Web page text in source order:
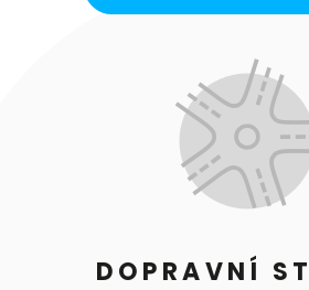
DOPRAVNÍ